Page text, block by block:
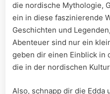
die ‌nordische‍ Mythologie,
ein in diese faszinierende⁣
Geschichten und‍
Abenteuer⁢ sind nur ein
geben dir einen Einblick in
die‌ in der nordischen
Also,‍ schnapp dir die Edda